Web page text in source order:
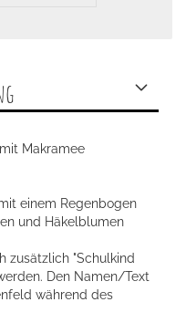
Makramee
einem Regenbogen
und Häkelblumen
zusätzlich "Schulkind
Den Namen/Text
während des